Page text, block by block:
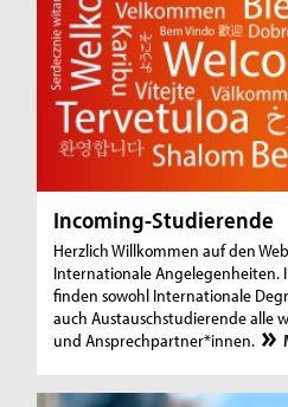
Incoming-Studierende
Herzlich Willkommen auf den
Internationale Angelegenheiten.
finden sowohl Internationale
auch Austauschstudierende alle
und Ansprechpartner*innen.